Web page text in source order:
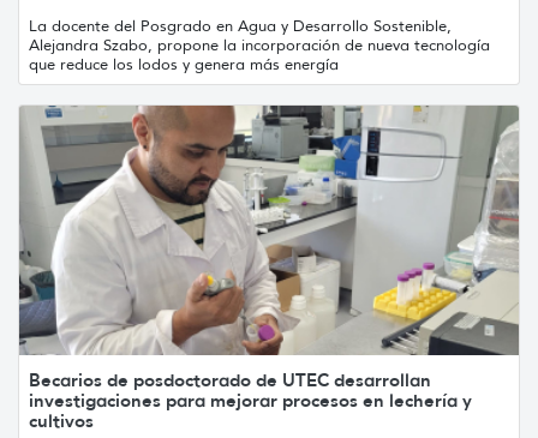
La docente del Posgrado en Agua y Desarrollo Sostenible,
Alejandra Szabo, propone la incorporación de nueva tecnología
que reduce los lodos y genera más energía
Becarios de posdoctorado de UTEC desarrollan
investigaciones para mejorar procesos en lechería y
cultivos